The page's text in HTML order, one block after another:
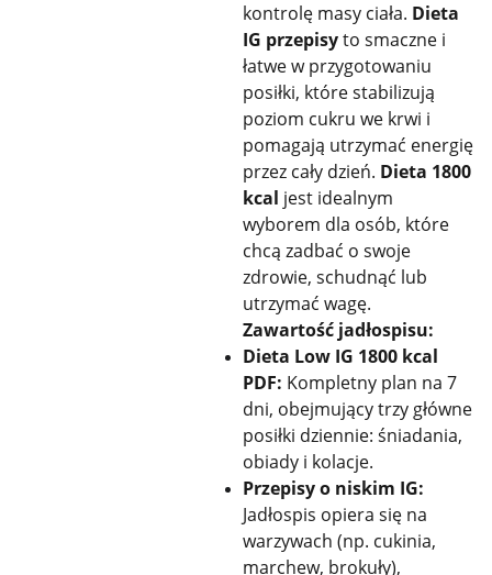
kontrolę masy ciała. Dieta
IG przepisyto smaczne i
łatwe w przygotowaniu
posiłki, które stabilizują
poziom cukru we krwi i
pomagają utrzymać energię
przez cały dzień. Dieta 1800
kcal jest idealnym
wyborem dla osób, które
chcą zadbać o swoje
zdrowie, schudnąć lub
utrzymać wagę.
Zawartość jadłospisu:
Dieta Low IG 1800 kcal
PDF: Kompletny plan na 7
dni, obejmujący trzy główne
posiłki dziennie: śniadania,
obiady i kolacje.
Przepisy o niskim IG:
Jadłospis opiera się na
warzywach (np. cukinia,
marchew, brokuły),